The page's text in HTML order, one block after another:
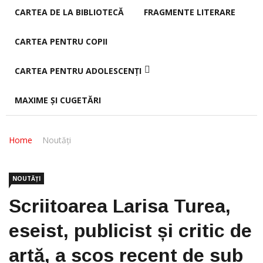
CARTEA DE LA BIBLIOTECĂ FRAGMENTE LITERARE
CARTEA PENTRU COPII
CARTEA PENTRU ADOLESCENȚI
MAXIME ȘI CUGETĂRI
Home Noutăți
NOUTĂȚI
Scriitoarea Larisa Turea,
eseist, publicist și critic de
artă, a scos recent de sub